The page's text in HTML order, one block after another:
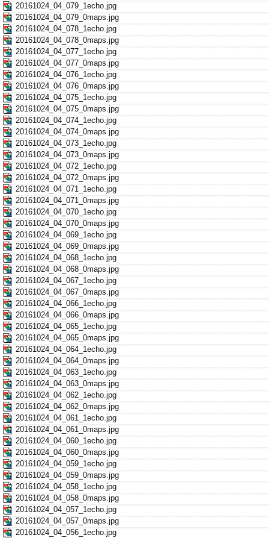
20161024_04_079_1echo.jpg
20161024_04_079_0maps.jpg
20161024_04_078_1echo.jpg
20161024_04_078_0maps.jpg
20161024_04_077_1echo.jpg
20161024_04_077_0maps.jpg
20161024_04_076_1echo.jpg
20161024_04_076_0maps.jpg
20161024_04_075_1echo.jpg
20161024_04_075_0maps.jpg
20161024_04_074_1echo.jpg
20161024_04_074_0maps.jpg
20161024_04_073_1echo.jpg
20161024_04_073_0maps.jpg
20161024_04_072_1echo.jpg
20161024_04_072_0maps.jpg
20161024_04_071_1echo.jpg
20161024_04_071_0maps.jpg
20161024_04_070_1echo.jpg
20161024_04_070_0maps.jpg
20161024_04_069_1echo.jpg
20161024_04_069_0maps.jpg
20161024_04_068_1echo.jpg
20161024_04_068_0maps.jpg
20161024_04_067_1echo.jpg
20161024_04_067_0maps.jpg
20161024_04_066_1echo.jpg
20161024_04_066_0maps.jpg
20161024_04_065_1echo.jpg
20161024_04_065_0maps.jpg
20161024_04_064_1echo.jpg
20161024_04_064_0maps.jpg
20161024_04_063_1echo.jpg
20161024_04_063_0maps.jpg
20161024_04_062_1echo.jpg
20161024_04_062_0maps.jpg
20161024_04_061_1echo.jpg
20161024_04_061_0maps.jpg
20161024_04_060_1echo.jpg
20161024_04_060_0maps.jpg
20161024_04_059_1echo.jpg
20161024_04_059_0maps.jpg
20161024_04_058_1echo.jpg
20161024_04_058_0maps.jpg
20161024_04_057_1echo.jpg
20161024_04_057_0maps.jpg
20161024_04_056_1echo.jpg